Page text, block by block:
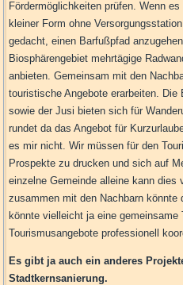
Fördermöglichkeiten prüfen. Wenn
kleiner Form ohne
gedacht, einen Barfußpfad
Biosphärengebiet mehrtägige
anbieten. Gemeinsam mit den
touristische Angebote erarbeiten. Die
sowie der Jusi bieten sich für
rundet da das Angebot für
es mir nicht. Wir müssen für den
Prospekte zu drucken und sich auf
einzelne Gemeinde alleine kann
zusammen mit den Nachbarn
könnte vielleicht ja eine
Tourismusangebote professionell
Es gibt ja auch ein anderes
Stadtkernsanierung.